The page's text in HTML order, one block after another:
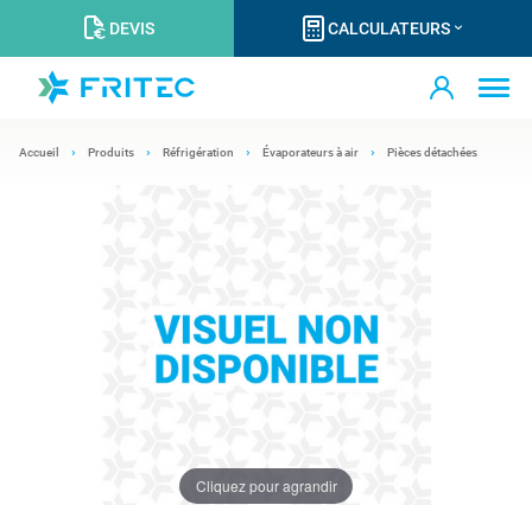
DEVIS CALCULATEURS
Accueil Produits Réfrigération Évaporateurs à air Pièces détachées
Cliquez pour agrandir